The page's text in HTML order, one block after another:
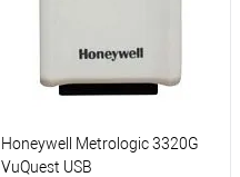
Honeywell Metrologic 3320G
VuQuest USB